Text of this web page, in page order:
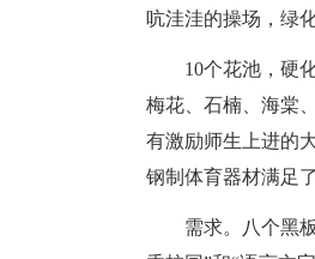
吭洼洼的操场，绿
10个花池，硬
梅花、石楠、海棠
有激励师生上进的
钢制体育器材满足
需求。八个黑